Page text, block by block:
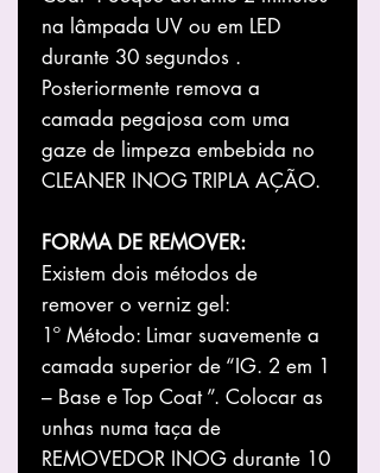
na lâmpada UV ou em LED
durante 30 segundos .
Posteriormente remova a
camada pegajosa com uma
gaze de limpeza embebida no
CLEANER INOG TRIPLA AÇÃO.
FORMA DE REMOVER:
Existem dois métodos de
remover o verniz gel:
1º Método: Limar suavemente a
camada superior de “IG. 2 em 1
– Base e Top Coat ”. Colocar as
unhas numa taça de
REMOVEDOR INOG durante 10